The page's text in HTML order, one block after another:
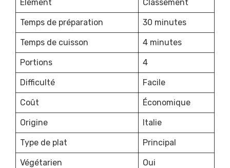
Élément Classement
Temps de préparation 30 minutes
Temps de cuisson 4 minutes
Portions 4
Difficulté Facile
Coût Économique
Origine Italie
Type de plat Principal
Végétarien Oui